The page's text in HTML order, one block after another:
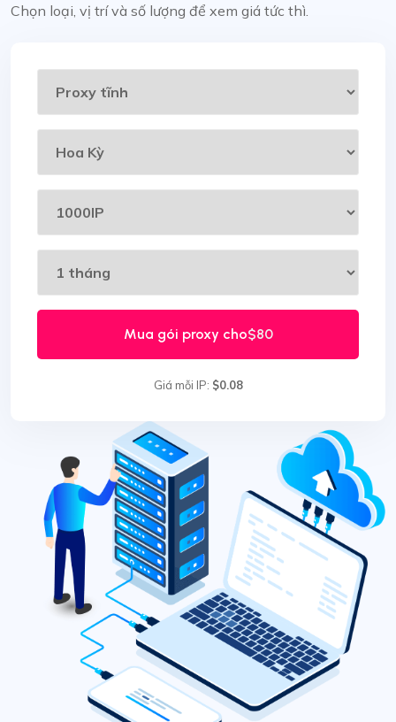
Chọn loại, vị trí và số lượng để xem giá tức thì.
Mua gói proxy cho$80
Giá mỗi IP: $0.08